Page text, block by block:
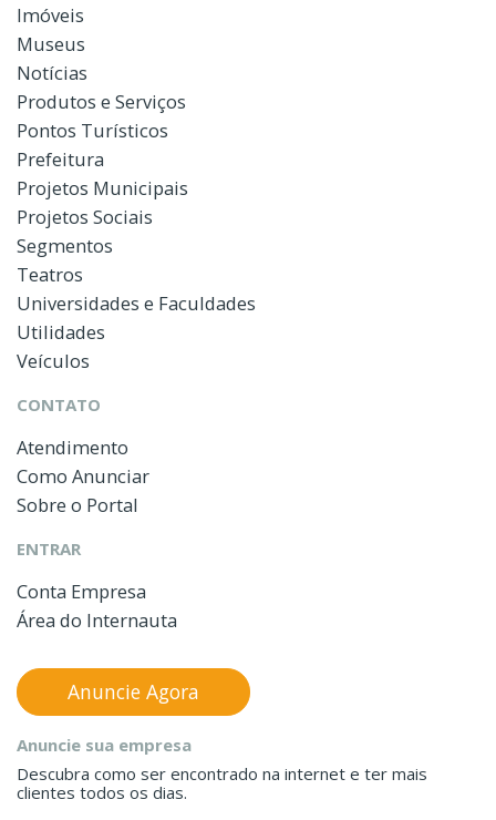
Imóveis
Museus
Notícias
Produtos e Serviços
Pontos Turísticos
Prefeitura
Projetos Municipais
Projetos Sociais
Segmentos
Teatros
Universidades e Faculdades
Utilidades
Veículos
CONTATO
Atendimento
Como Anunciar
Sobre o Portal
ENTRAR
Conta Empresa
Área do Internauta
Anuncie sua empresa
Descubra como ser encontrado na internet e ter mais
clientes todos os dias.
Anuncie Agora